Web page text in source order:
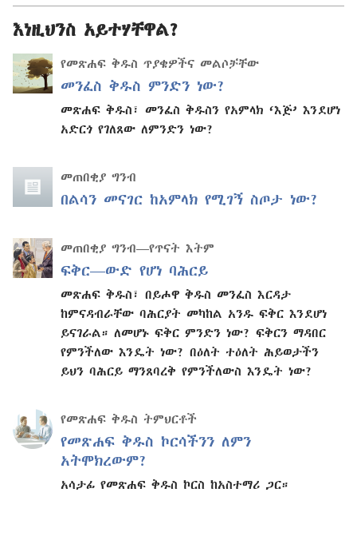
እነዚህንስ አይተሃቸዋል?
የመጽሐፍ ቅዱስ ጥያቄዎችና መልሶቻቸው
መንፈስ ቅዱስ ምንድን ነው?
መጽሐፍ ቅዱስ፣ መንፈስ ቅዱስን የአምላክ ‘እጅ’ እንደሆነ
አድርጎ የገለጸው ለምንድን ነው?
መጠበቂያ ግንብ
በልሳን መናገር ከአምላክ የሚገኝ ስጦታ ነው?
መጠበቂያ ግንብ—የጥናት እትም
ፍቅር—ውድ የሆነ ባሕርይ
መጽሐፍ ቅዱስ፣ በይሖዋ ቅዱስ መንፈስ እርዳታ
ከምናዳብራቸው ባሕርያት መካከል አንዱ ፍቅር እንደሆነ
ይናገራል። ለመሆኑ ፍቅር ምንድን ነው? ፍቅርን ማዳበር
የምንችለው እንዴት ነው? በዕለት ተዕለት ሕይወታችን
ይህን ባሕርይ ማንጸባረቅ የምንችለውስ እንዴት ነው?
የመጽሐፍ ቅዱስ ትምህርቶች
የመጽሐፍ ቅዱስ ኮርሳችንን ለምን
አትሞክረውም?
አሳታፊ የመጽሐፍ ቅዱስ ኮርስ ከአስተማሪ ጋር።